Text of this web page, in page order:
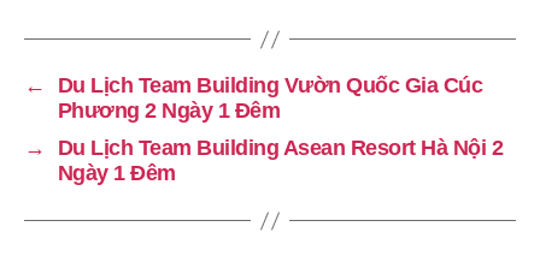
←
Du Lịch Team Building Vườn Quốc Gia Cúc
Phương 2 Ngày 1 Đêm
→
Du Lịch Team Building Asean Resort Hà Nội 2
Ngày 1 Đêm